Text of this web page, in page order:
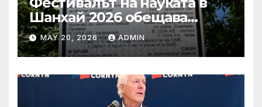
Шанхай 2026 обещава
вълнуващи научно-
технологични иновации
MAY 20, 2026 ADMIN